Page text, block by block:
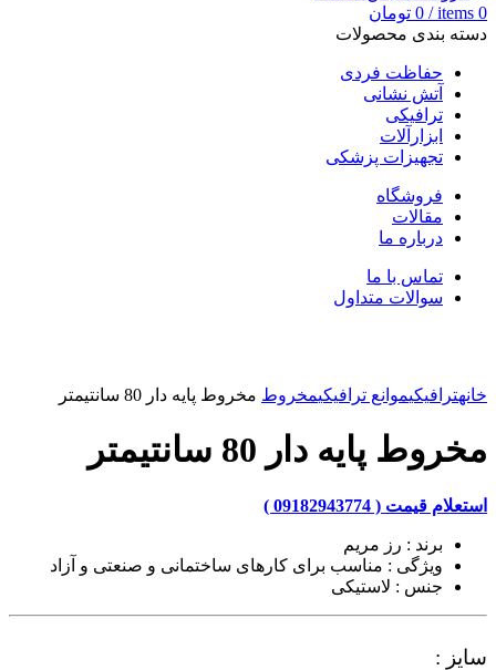
0
items
/
0 تومان
دسته بندی محصولات
حفاظت فردی
آتش نشانی
ترافیکی
ابزارآلات
تجهیزات پزشکی
فروشگاه
مقالات
درباره ما
تماس با ما
سوالات متداول
خانهترافیکیموانع ترافیکیمخروط مخروط پایه دار 80 سانتیمتر
مخروط پایه دار 80 سانتیمتر
استعلام قیمت ( 09182943774 )
برند : رز مریم
ویژگی : مناسب برای کارهای ساختمانی و صنعتی و آزاد
جنس : لاستیکی
سایز :